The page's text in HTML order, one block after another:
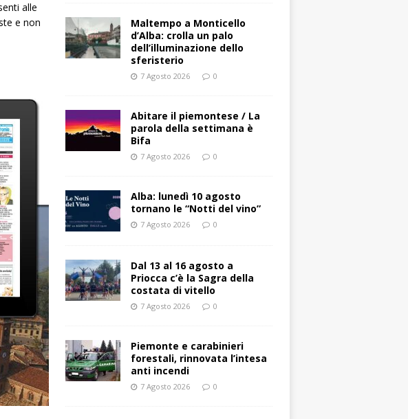
alle
e non
Maltempo a Monticello
d’Alba: crolla un palo
dell’illuminazione dello
sferisterio
7 Agosto 2026 0
Abitare il piemontese / La
parola della settimana è
Bifa
7 Agosto 2026 0
Alba: lunedì 10 agosto
tornano le “Notti del vino”
7 Agosto 2026 0
Dal 13 al 16 agosto a
Priocca c’è la Sagra della
costata di vitello
7 Agosto 2026 0
Piemonte e carabinieri
forestali, rinnovata l’intesa
anti incendi
7 Agosto 2026 0